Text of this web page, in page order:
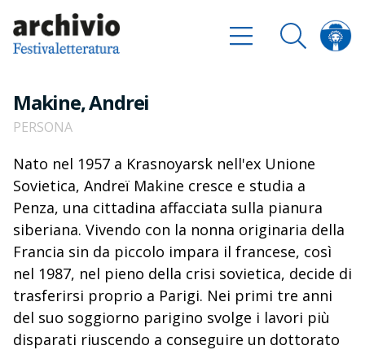
Makine, Andrei
PERSONA
Nato nel 1957 a Krasnoyarsk nell'ex Unione
Sovietica, Andreï Makine cresce e studia a
Penza, una cittadina affacciata sulla pianura
siberiana. Vivendo con la nonna originaria della
Francia sin da piccolo impara il francese, così
nel 1987, nel pieno della crisi sovietica, decide di
trasferirsi proprio a Parigi. Nei primi tre anni
del suo soggiorno parigino svolge i lavori più
disparati riuscendo a conseguire un dottorato